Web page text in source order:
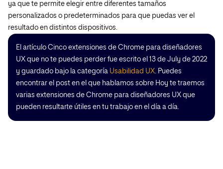
ya que te permite elegir entre diferentes tamaños
personalizados o predeterminados para que puedas ver el
resultado en distintos dispositivos.
El artículo Cinco extensiones de Chrome para diseñadores
UX que no te puedes perder fue escrito el 13 de July de 2022
y guardado bajo la categoría Usabilidad UX. Puedes
encontrar el post en el que hablamos sobre Hoy te traemos
varias extensiones de Chrome para diseñadores UX que
pueden resultarte útiles en tu trabajo en el día a día.